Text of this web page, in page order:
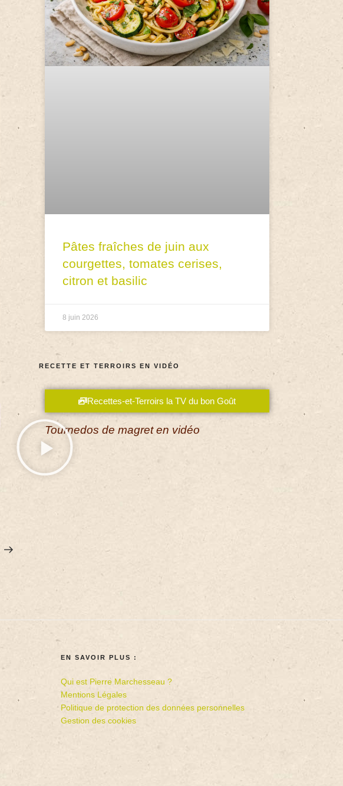
Pâtes fraîches de juin aux
courgettes, tomates cerises,
citron et basilic
8 juin 2026
RECETTE ET TERROIRS EN VIDÉO
Recettes-et-Terroirs la TV du bon Goût
Tournedos de magret en vidéo
EN SAVOIR PLUS :
Qui est Pierre Marchesseau ?
Mentions Légales
Politique de protection des données personnelles
Gestion des cookies